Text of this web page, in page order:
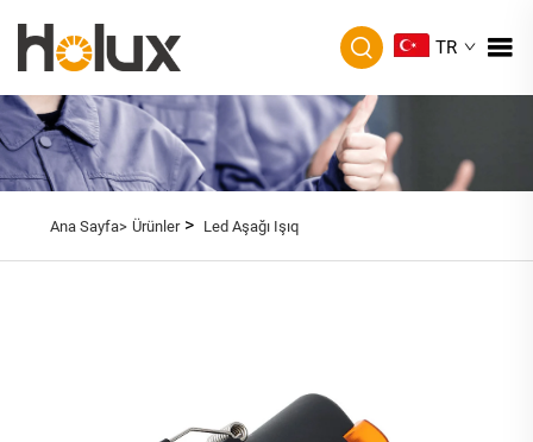
TR
Ana Sayfa> Ürünler> Led Aşağı Işıq